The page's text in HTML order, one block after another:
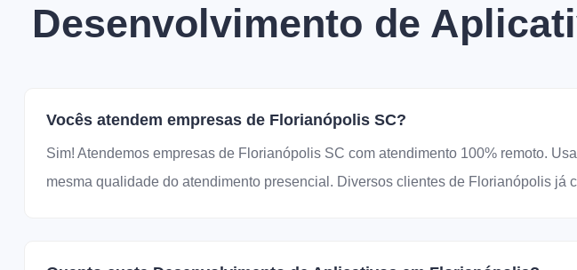
Desenvolvimento de
Vocês atendem empresas de Florianópolis SC?
Sim! Atendemos empresas de Florianópolis SC com atendimento 100% remoto.
mesma qualidade do atendimento presencial. Diversos clientes de Florianópolis já